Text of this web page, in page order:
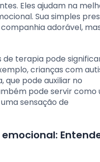
Eles ajudam na
Sua simples
adorável,
terapia pode
crianças com
pode auxiliar no
pode servir como
sensação de